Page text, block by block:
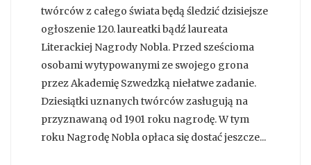
twórców z całego świata będą śledzić dzisiejsze
ogłoszenie 120. laureatki bądź laureata
Literackiej Nagrody Nobla. Przed sześcioma
osobami wytypowanymi ze swojego grona
przez Akademię Szwedzką niełatwe zadanie.
Dziesiątki uznanych twórców zasługują na
przyznawaną od 1901 roku nagrodę. W tym
roku Nagrodę Nobla opłaca się dostać jeszcze...